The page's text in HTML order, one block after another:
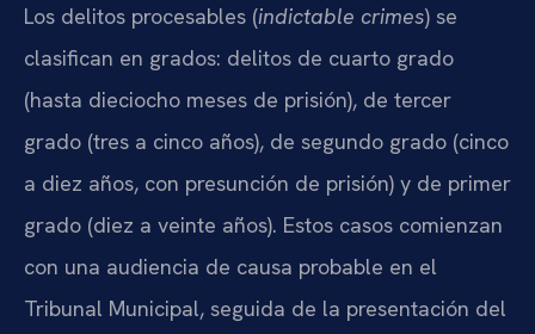
Los delitos procesables (indictable crimes) se
clasifican en grados: delitos de cuarto grado
(hasta dieciocho meses de prisión), de tercer
grado (tres a cinco años), de segundo grado (cinco
a diez años, con presunción de prisión) y de primer
grado (diez a veinte años). Estos casos comienzan
con una audiencia de causa probable en el
Tribunal Municipal, seguida de la presentación del